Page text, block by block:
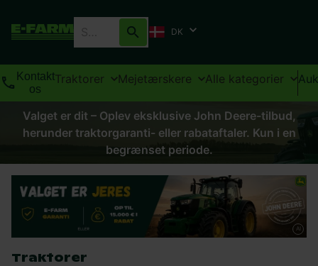
DK
Kontakt
os
Traktorer Mejetærskere Alle kategorier
Valget er dit – Oplev eksklusive John Deere-tilbud,
herunder traktorgaranti- eller rabataftaler. Kun i en
begrænset periode.
AI
Traktorer